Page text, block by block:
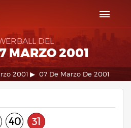
DEL
MARZO 2001
2001 07 De Marzo De 2001
40 31